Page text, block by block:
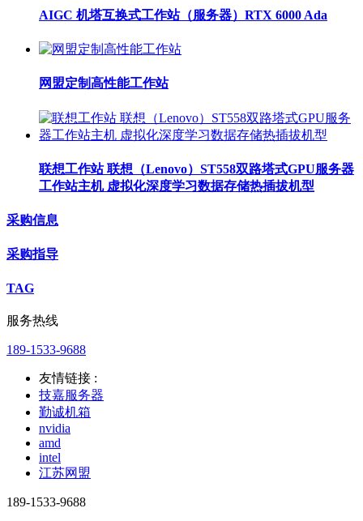
AIGC 机塔互换式工作站（服务器）RTX 6000 Ada
网盟定制高性能工作站
联想工作站 联想（Lenovo）ST558双路塔式GPU服务器
工作站主机 虚拟化深度学习数据存储热插拔机型
采购信息
采购指导
TAG
服务热线
189-1533-9688
友情链接 :
技嘉服务器
勤诚机箱
nvidia
amd
intel
江苏网盟
189-1533-9688